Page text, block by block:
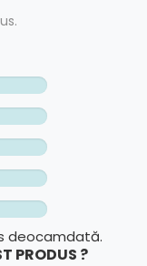
deocamdată.
PRODUS ?